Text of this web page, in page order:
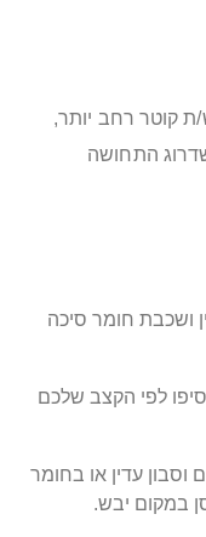
קוטר רחב יותר,
התחושה
ושכבת חומר סיכה
לפי הקצב שלכם
וסבון עדין או בחומר
במקום יבש.